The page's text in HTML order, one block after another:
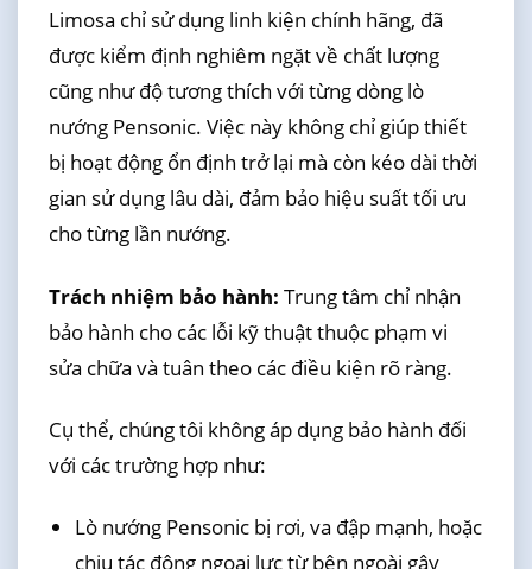
Limosa chỉ sử dụng linh kiện chính hãng, đã
được kiểm định nghiêm ngặt về chất lượng
cũng như độ tương thích với từng dòng lò
nướng Pensonic. Việc này không chỉ giúp thiết
bị hoạt động ổn định trở lại mà còn kéo dài thời
gian sử dụng lâu dài, đảm bảo hiệu suất tối ưu
cho từng lần nướng.
Trách nhiệm bảo hành: Trung tâm chỉ nhận
bảo hành cho các lỗi kỹ thuật thuộc phạm vi
sửa chữa và tuân theo các điều kiện rõ ràng.
Cụ thể, chúng tôi không áp dụng bảo hành đối
với các trường hợp như:
Lò nướng Pensonic bị rơi, va đập mạnh, hoặc
chịu tác động ngoại lực từ bên ngoài gây